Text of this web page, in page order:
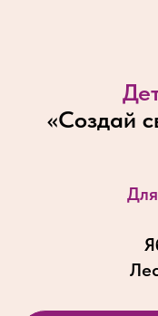
«Создай